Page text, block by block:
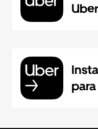
Uber